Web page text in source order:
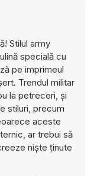
Stilul army
specială cu
pe imprimeul
Trendul militar
la petreceri, și
stiluri, precum
aceste
ar trebui să
niște ținute